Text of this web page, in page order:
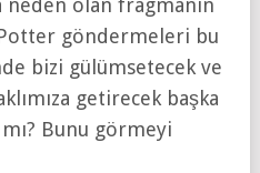
neden olan fragmanın
göndermeleri bu
bizi gülümsetecek ve
getirecek başka
Bunu görmeyi